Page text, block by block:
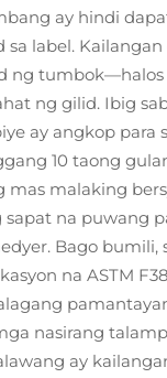
ay hindi
sa label.
ng
ng gilid. Ibig
ay angkop para
10 taong
mas malaking
na puwang
Bago bumili,
na ASTM
nasirang
ay